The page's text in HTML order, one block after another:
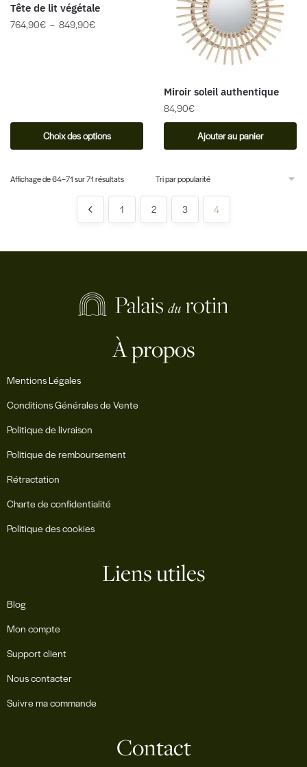
Tête de lit végétale
764,90€ – 849,90€
Choix des options
Miroir soleil authentique
84,90€
Ajouter au panier
Affichage de 64–71 sur 71 résultats
1 2 3 4
À propos
Mentions Légales
Conditions Générales de Vente
Politique de livraison
Politique de remboursement
Rétractation
Charte de confidentialité
Politique des cookies
Liens utiles
Blog
Mon compte
Support client
Nous contacter
Suivre ma commande
Contact